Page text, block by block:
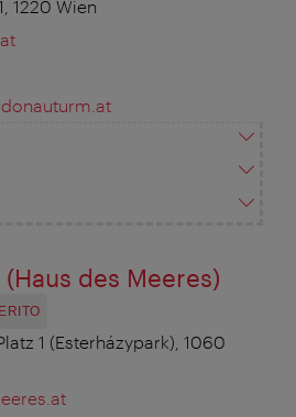
1220 Wien
des Meeres)
1 (Esterházypark), 1060